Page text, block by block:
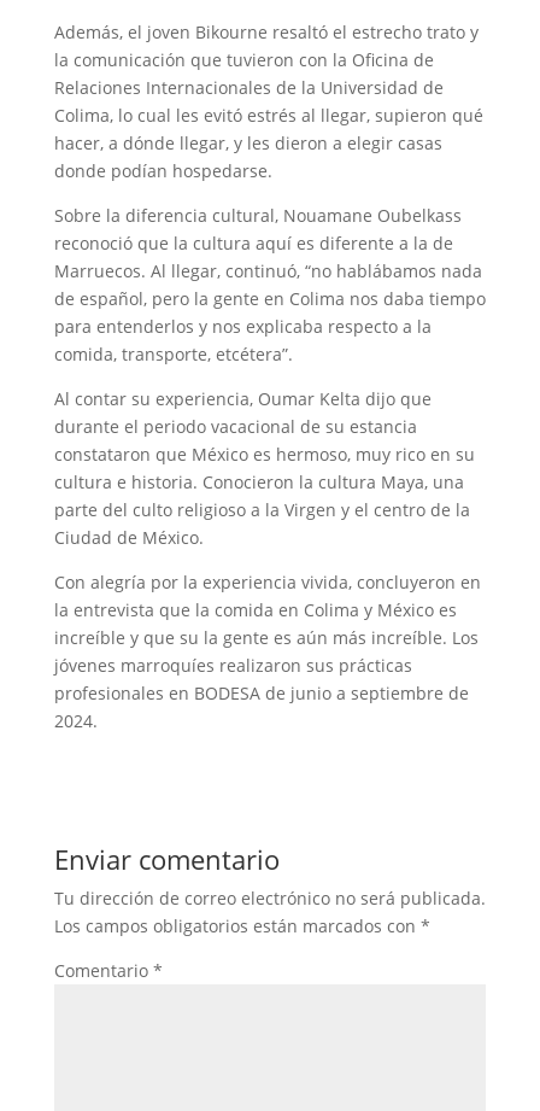
Además, el joven Bikourne resaltó el estrecho trato y
la comunicación que tuvieron con la Oficina de
Relaciones Internacionales de la Universidad de
Colima, lo cual les evitó estrés al llegar, supieron qué
hacer, a dónde llegar, y les dieron a elegir casas
donde podían hospedarse.
Sobre la diferencia cultural, Nouamane Oubelkass
reconoció que la cultura aquí es diferente a la de
Marruecos. Al llegar, continuó, “no hablábamos nada
de español, pero la gente en Colima nos daba tiempo
para entenderlos y nos explicaba respecto a la
comida, transporte, etcétera”.
Al contar su experiencia, Oumar Kelta dijo que
durante el periodo vacacional de su estancia
constataron que México es hermoso, muy rico en su
cultura e historia. Conocieron la cultura Maya, una
parte del culto religioso a la Virgen y el centro de la
Ciudad de México.
Con alegría por la experiencia vivida, concluyeron en
la entrevista que la comida en Colima y México es
increíble y que su la gente es aún más increíble. Los
jóvenes marroquíes realizaron sus prácticas
profesionales en BODESA de junio a septiembre de
2024.
Enviar comentario
Tu dirección de correo electrónico no será publicada.
Los campos obligatorios están marcados con *
Comentario *